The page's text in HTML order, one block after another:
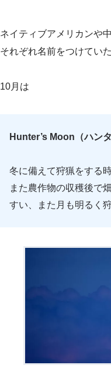
ネイティブアメリカンや
それぞれ名前をつけていた
10月は
Hunter’s Moon（ハン
冬に備えて狩猟をする
また農作物の収穫後で
すい、また月も明るく